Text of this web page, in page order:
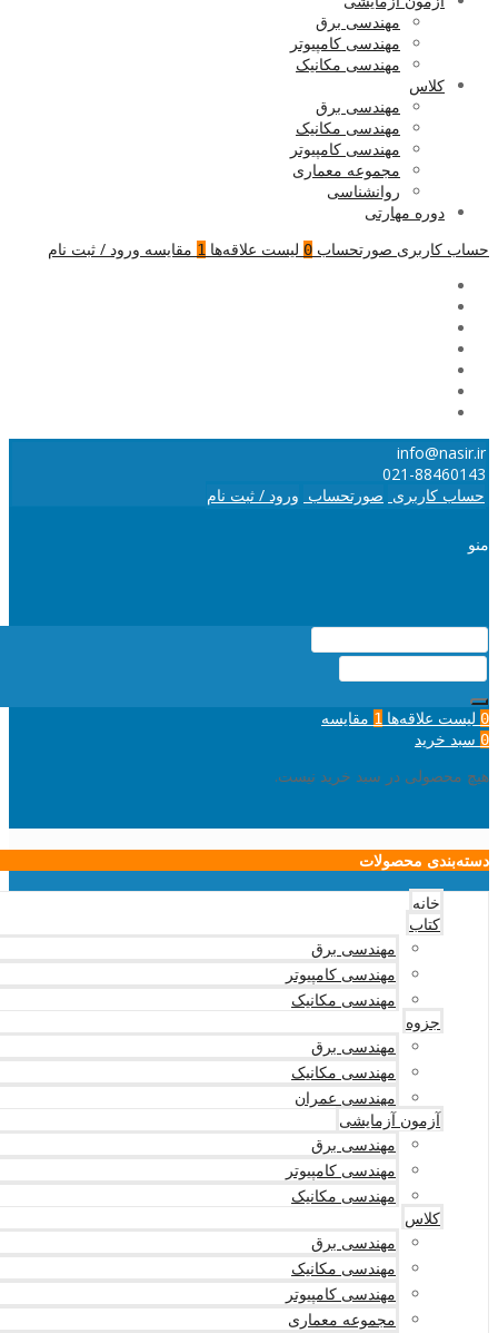
مهندسی برق
مهندسی کامپیوتر
مهندسی مکانیک
کلاس
مهندسی برق
مهندسی مکانیک
مهندسی کامپیوتر
مجموعه معماری
روانشناسی
دوره مهارتی
حساب کاربری صورتحساب 0 لیست علاقه‌ها 1 مقایسه ورود / ثبت نام
info@nasir.ir
021-88460143
حساب کاربری صورتحساب ورود / ثبت نام
منو
0 لیست علاقه‌ها 1 مقایسه
0 سبد خرید
هیچ محصولی در سبد خرید نیست.
دسته‌بندی محصولات
خانه
کتاب
مهندسی برق
مهندسی کامپیوتر
مهندسی مکانیک
جزوه
مهندسی برق
مهندسی مکانیک
مهندسی عمران
آزمون آزمایشی
مهندسی برق
مهندسی کامپیوتر
مهندسی مکانیک
کلاس
مهندسی برق
مهندسی مکانیک
مهندسی کامپیوتر
مجموعه معماری